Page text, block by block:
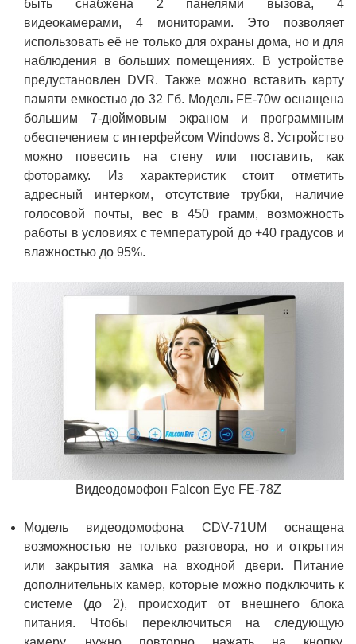
быть снабжена 2 панелями вызова, 4
видеокамерами, 4 мониторами. Это позволяет
использовать её не только для охраны дома, но и для
наблюдения в больших помещениях. В устройстве
предустановлен DVR. Также можно вставить карту
памяти емкостью до 32 Гб. Модель FE-70w оснащена
большим 7-дюймовым экраном и программным
обеспечением с интерфейсом Windows 8. Устройство
можно повесить на стену или поставить, как
фоторамку. Из характеристик стоит отметить
адресный интерком, отсутствие трубки, наличие
голосовой почты, вес в 450 грамм, возможность
работы в условиях с температурой до +40 градусов и
влажностью до 95%.
Видеодомофон Falcon Eye FE-78Z
Модель видеодомофона CDV-71UM оснащена
возможностью не только разговора, но и открытия
или закрытия замка на входной двери. Питание
дополнительных камер, которые можно подключить к
системе (до 2), происходит от внешнего блока
питания. Чтобы переключиться на следующую